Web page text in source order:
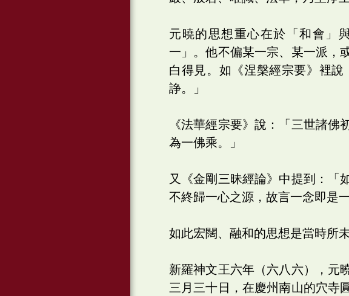
元曉的思想重心在於「和會」
一」。他不偏某一宗、某一派，
白得見。如《涅槃經宗要》裡
諍。」
《法華經宗要》說：「三世諸
為一佛乘。」
又《金剛三昧經論》中提到：「
不終歸一心之源，故言一念即是一
如此宏闊、融和的思想是當時所未
新羅神文王六年（六八六），元
三月三十日，在慶州南山的穴寺